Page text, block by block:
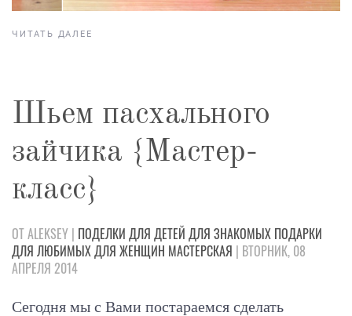
ЧИТАТЬ ДАЛЕЕ
Шьем пасхального
зайчика {Мастер-
класс}
ОТ ALEKSEY | ПОДЕЛКИ ДЛЯ ДЕТЕЙ ДЛЯ ЗНАКОМЫХ ПОДАРКИ
ДЛЯ ЛЮБИМЫХДЛЯ ЖЕНЩИН МАСТЕРСКАЯ | ВТОРНИК, 08
АПРЕЛЯ 2014
Сегодня мы с Вами постараемся сделать